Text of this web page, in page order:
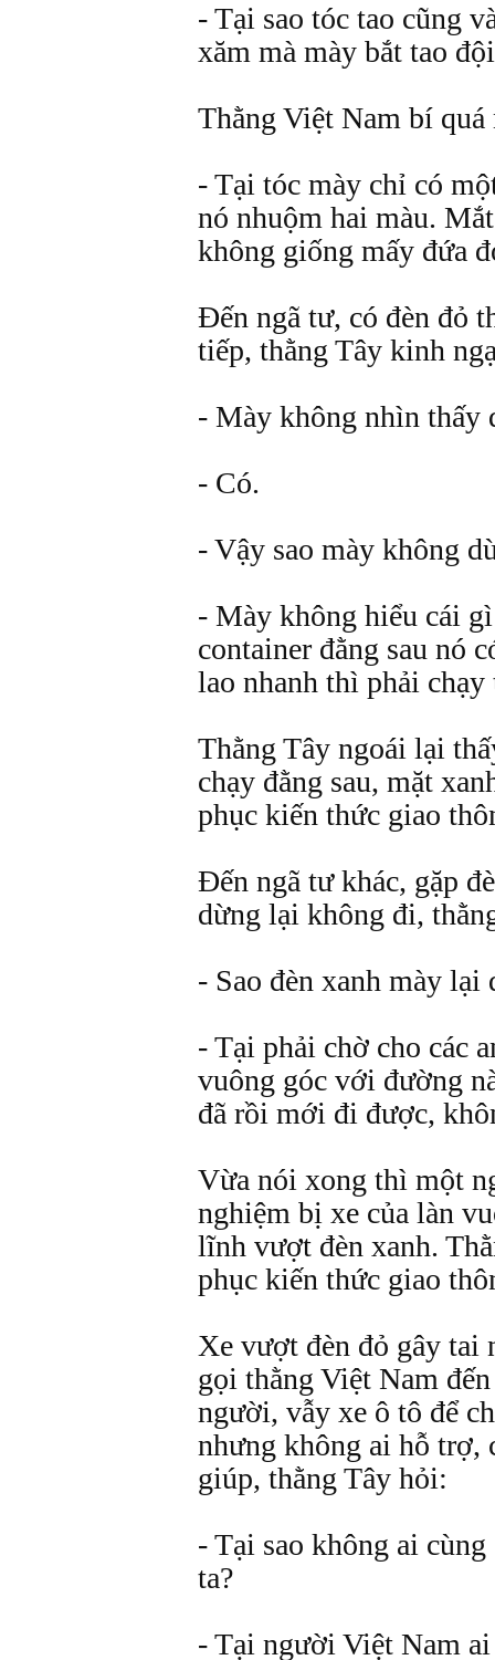
- Tại sao tóc tao cũng
xăm mà mày bắt tao
Thằng Việt Nam bí
- Tại tóc mày chỉ có
nó nhuộm hai màu.
không giống mấy đứa
Đến ngã tư, có đèn đỏ
tiếp, thằng Tây kinh
- Mày không nhìn thấy
- Có.
- Vậy sao mày không
- Mày không hiểu cái
container đằng sau nó
lao nhanh thì phải
Thằng Tây ngoái lại
chạy đằng sau, mặt
phục kiến thức giao
Đến ngã tư khác, gặp
dừng lại không đi,
- Sao đèn xanh mày lại
- Tại phải chờ cho các
vuông góc với đường
đã rồi mới đi được,
Vừa nói xong thì một
nghiệm bị xe của làn
lĩnh vượt đèn xanh.
phục kiến thức giao
Xe vượt đèn đỏ gây tai
gọi thằng Việt Nam
người, vẫy xe ô tô để
nhưng không ai hỗ trợ,
giúp, thằng Tây hỏi:
- Tại sao không ai
ta?
- Tại người Việt Nam ai